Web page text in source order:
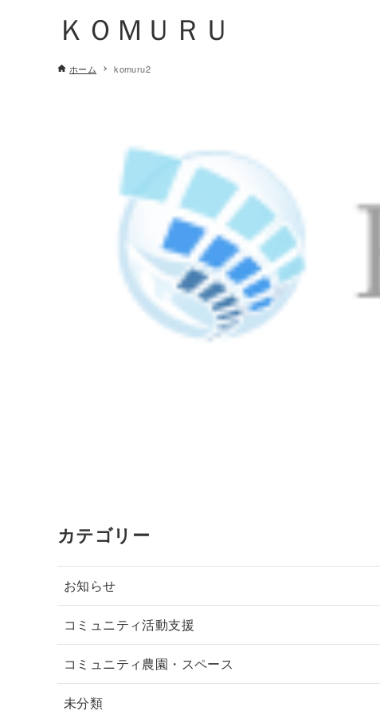
ＫＯＭＵＲＵ
ホーム komuru2
カテゴリー
お知らせ
コミュニティ活動支援
コミュニティ農園・スペース
未分類